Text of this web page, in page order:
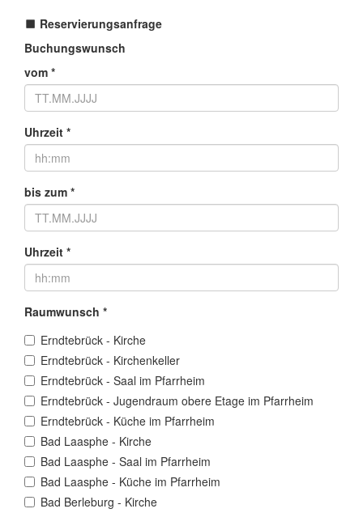
Reservierungsanfrage
Buchungswunsch
vom *
Uhrzeit *
bis zum *
Uhrzeit *
Raumwunsch *
Erndtebrück - Kirche
Erndtebrück - Kirchenkeller
Erndtebrück - Saal im Pfarrheim
Erndtebrück - Jugendraum obere Etage im Pfarrheim
Erndtebrück - Küche im Pfarrheim
Bad Laasphe - Kirche
Bad Laasphe - Saal im Pfarrheim
Bad Laasphe - Küche im Pfarrheim
Bad Berleburg - Kirche